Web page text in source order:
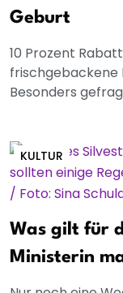
Geburt
10 Prozent
frischgebackene
Besonders
KULTUR
Was gilt für
Ministerin